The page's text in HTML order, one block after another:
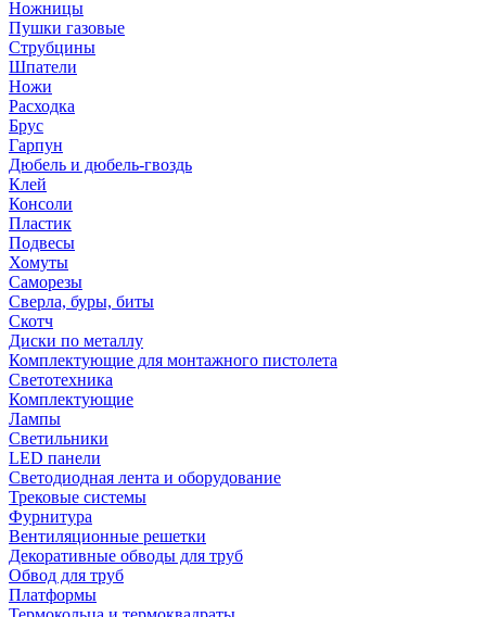
Ножницы
Пушки газовые
Струбцины
Шпатели
Ножи
Расходка
Брус
Гарпун
Дюбель и дюбель-гвоздь
Клей
Консоли
Пластик
Подвесы
Хомуты
Саморезы
Сверла, буры, биты
Скотч
Диски по металлу
Комплектующие для монтажного пистолета
Светотехника
Комплектующие
Лампы
Светильники
LED панели
Светодиодная лента и оборудование
Трековые системы
Фурнитура
Вентиляционные решетки
Декоративные обводы для труб
Обвод для труб
Платформы